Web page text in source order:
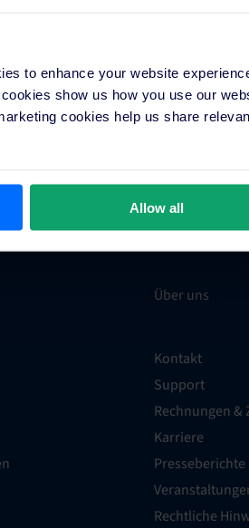
to enhance your website
show us how you use our
cookies help us share
Allow all
Über uns
Kontakt
Support
Rechnungen &
Karriere
Presseberichte
Rechtliche